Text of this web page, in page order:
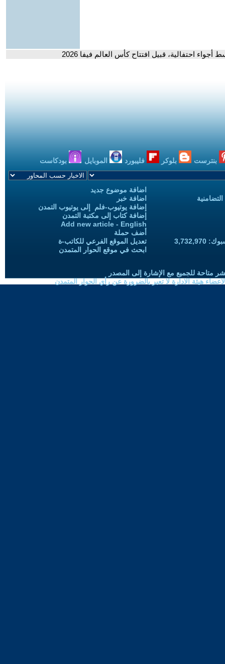
احتفالية، قبيل افتتاح كأس العالم فيفا 2026
بنترست بلوكر فليبورد الموبايل بودكاست
اضافة موضوع جديد
اضافة خبر
إضافة يوتيوب-فلم إلى يوتيوب التمدن
إضافة كتاب إلى مكتبة التمدن
Add new article - English
أضف حملة
تعديل الموقع الفرعي للكاتب-ة
ابحث في موقع الحوار المتمدن
متاحة للجميع مع الإشارة إلى المصدر
هيئة الادارة لا تعبر بالضرورة عن رأي الحوار المتمدن